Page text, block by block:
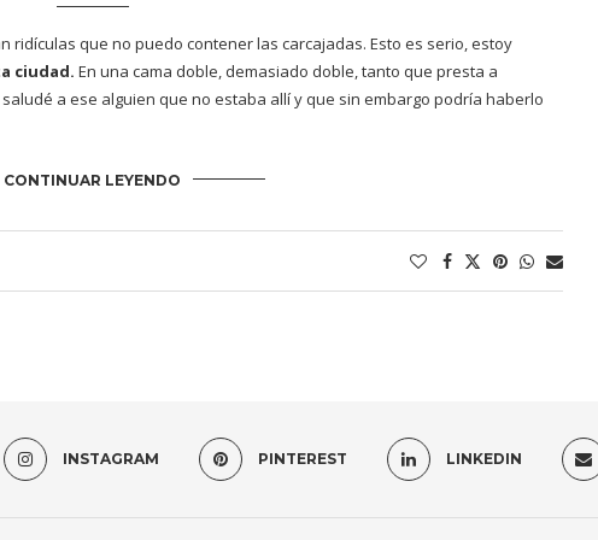
ridículas que no puedo contener las carcajadas. Esto es serio, estoy
ciudad. En una cama doble, demasiado doble, tanto que presta a
a ese alguien que no estaba allí y que sin embargo podría haberlo
CONTINUAR LEYENDO
INSTAGRAM PINTEREST LINKEDIN